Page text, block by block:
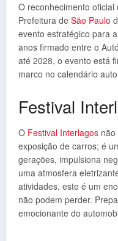
O reconhecimento
Prefeitura de São Paulo
evento estratégico para
anos firmado entre o
até 2028, o evento está
marco no calendário
Festival
O Festival Interlagos
exposição de carros; é
gerações, impulsiona
uma atmosfera
atividades, este é um
não podem perder.
emocionante do